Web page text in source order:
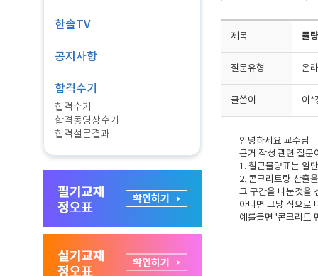
제목 물
질문유형 온
글쓴이 이*
안녕하세요 교수님
근거 작성 관련 질문
1. 철근물량표는 일
2. 콘크리트량 산출
그 구간을 나눈것을
아니면 그냥 식으로
예를들면 '콘크리트
한솔TV
공지사항
합격수기
합격수기
합격동영상수기
합격설문결과